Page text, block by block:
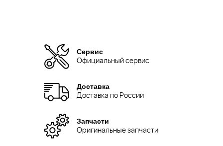
Сервис
Официальный сервис
Доставка
Доставка по России
Запчасти
Оригинальные запчасти